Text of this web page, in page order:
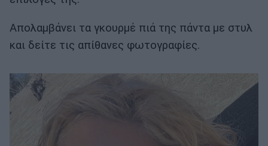
Απολαμβάνει τα γκουρμέ πιά της πάντα με στυλ
και δείτε τις απίθανες φωτογραφίες.